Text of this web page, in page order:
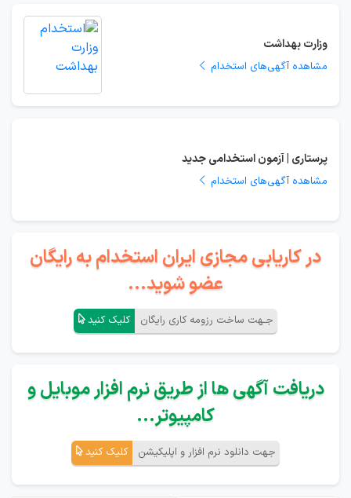
وزارت بهداشت
مشاهده آگهی‌های استخدام
پرستاری | آزمون استخدامی جدید
مشاهده آگهی‌های استخدام
در کاریابی مجازی ایران استخدام به رایگان
عضو شوید...
جـهت ساخت رزومه کاری رایگان کلیک کنید
دریافت آگهی ها از طریق نرم افزار موبایل و
کامپیوتر...
جهت دانلود نرم افزار و اپلیکیشن کلیک کنید